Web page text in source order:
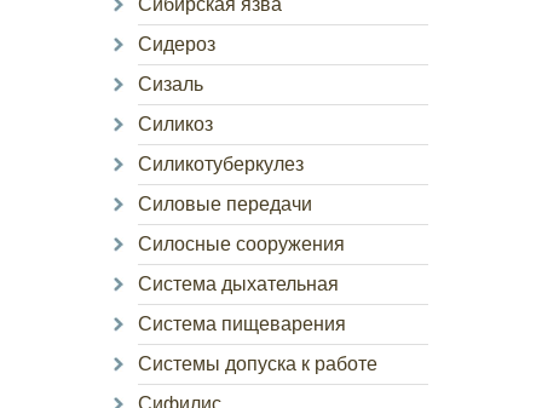
Сибирская язва
Сидероз
Сизаль
Силикоз
Силикотуберкулез
Силовые передачи
Силосные сооружения
Система дыхательная
Система пищеварения
Системы допуска к работе
Сифилис